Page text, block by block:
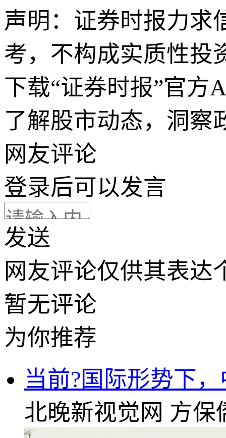
声明：证券时报力求
考，不构成实质性投
下载“证券时报”官方
了解股市动态，洞察
网友评论
登录后可以发言
发送
网友评论仅供其表达
暂无评论
为你推荐
当前?国际形势下
北晚新视觉网 方保